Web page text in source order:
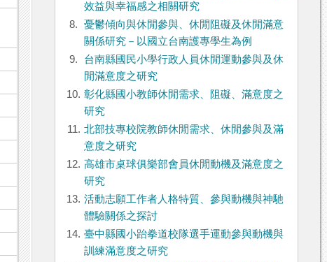
效益與幸福感之相關研究
8.
憂鬱傾向與休閒參與、休閒阻礙及休閒滿意
關係研究－以國立台南護專學生為例
9.
台南縣國民小學行政人員休閒運動參與及休
閒滿意度之研究
10. 彰化縣國小教師休閒需求、阻礙、滿意度之
研究
11. 北部技專校院教師休閒需求、休閒參與及滿
意度之研究
12. 高雄市桌球俱樂部會員休閒動機及滿意度之
研究
13. 活動志願工作者人格特質、參與動機與神馳
體驗關係之探討
14. 臺中縣國小跆拳道校隊選手運動參與動機與
訓練滿意度之研究